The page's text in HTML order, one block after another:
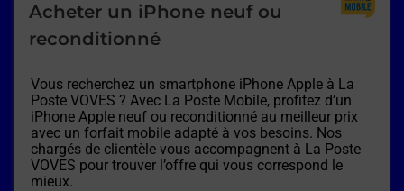
Acheter un iPhone neuf ou
reconditionné
Vous recherchez un smartphone iPhone Apple à La
Poste VOVES ? Avec La Poste Mobile, profitez d’un
iPhone Apple neuf ou reconditionné au meilleur prix
avec un forfait mobile adapté à vos besoins. Nos
chargés de clientèle vous accompagnent à La Poste
VOVES pour trouver l’offre qui vous correspond le
mieux.